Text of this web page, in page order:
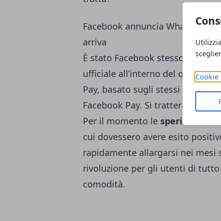
Cookie
Facebook annuncia WhatsApp
arriva
È stato Facebook stesso, negli
ufficiale all’interno del quale ha
Pay, basato sugli stessi criteri
Facebook Pay. Si tratterà in
Per il momento le
cui dovessero avere esito
rapidamente allargarsi nei mesi
rivoluzione per gli utenti di
comodità.